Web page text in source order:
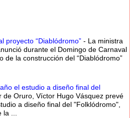
proyecto “Diablódromo” - La ministra
durante el Domingo de Carnaval
de la construcción del “Diablódromo”
el estudio a diseño final del
de Oruro, Víctor Hugo Vásquez prevé
a diseño final del "Folklódromo",
la ...